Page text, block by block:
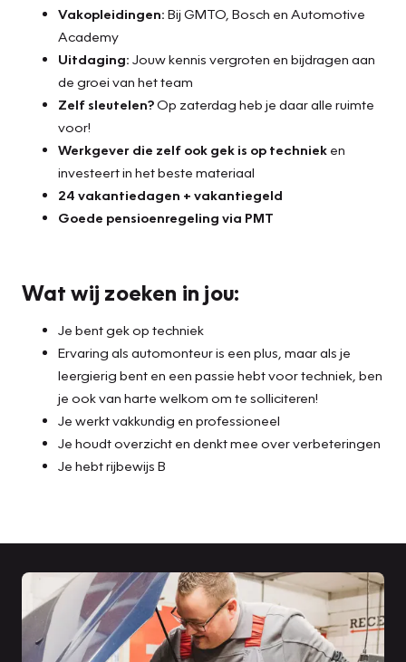
Vakopleidingen: Bij GMTO, Bosch en Automotive
Academy
Uitdaging: Jouw kennis vergroten en bijdragen aan
de groei van het team
Zelf sleutelen?Op zaterdag heb je daar alle ruimte
voor!
Werkgever die zelf ook gek is op techniek en
investeert in het beste materiaal
24 vakantiedagen + vakantiegeld
Goede pensioenregeling via PMT
Wat wij zoeken in jou:
Je bent gek op techniek
Ervaring als automonteur is een plus, maar als je
leergierig bent en een passie hebt voor techniek, ben
je ook van harte welkom om te solliciteren!
Je werkt vakkundig en professioneel
Je houdt overzicht en denkt mee over verbeteringen
Je hebt rijbewijs B